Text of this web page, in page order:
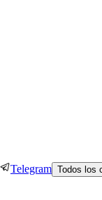
Telegram Todos los